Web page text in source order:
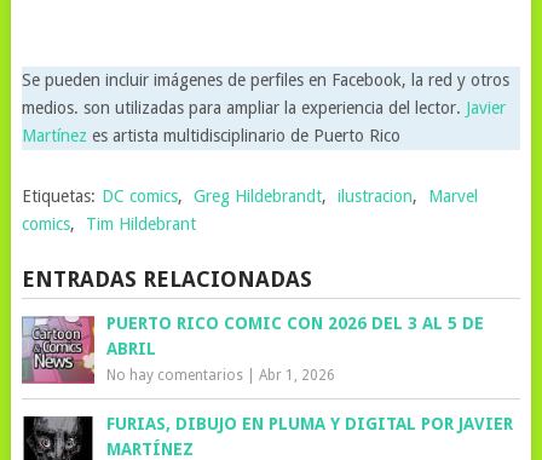
Se pueden incluir imágenes de perfiles en Facebook, la red y otros
medios. son utilizadas para ampliar la experiencia del lector. Javier
Martínez es artista multidisciplinario de Puerto Rico
Etiquetas: DC comics, Greg Hildebrandt, ilustracion,
Marvel
comics, Tim Hildebrant
ENTRADAS RELACIONADAS
PUERTO RICO COMIC CON 2026 DEL 3 AL 5 DE
ABRIL
No hay comentarios| Abr 1, 2026
FURIAS, DIBUJO EN PLUMA Y DIGITAL POR JAVIER
MARTÍNEZ